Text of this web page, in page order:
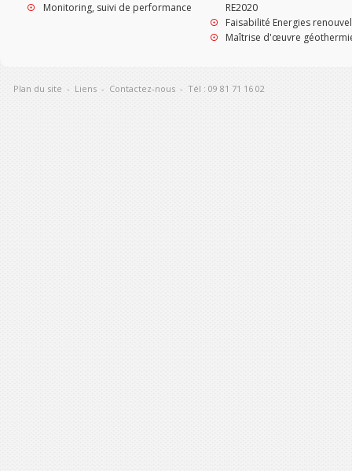
Monitoring, suivi de performance
RE2020
Faisabilité Energies
Maîtrise d'œuvre
Plan du site - Liens - Contactez-nous - Tél : 09 81 71 16 02